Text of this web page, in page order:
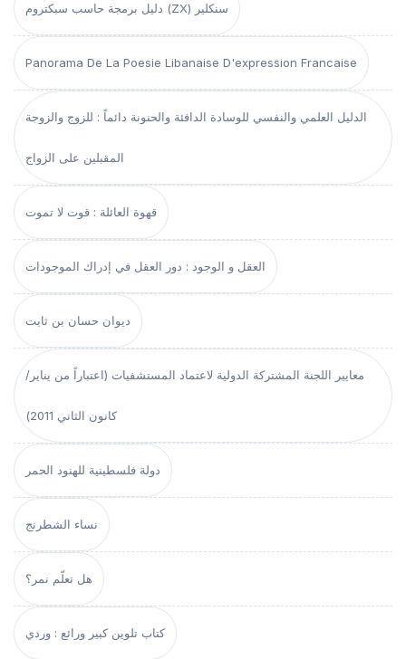
دليل برمجة حاسب سبكتروم (ZX) سنكلير
Panorama De La Poesie Libanaise D'expression Francaise
الدليل العلمي والنفسي للوسادة الدافئة والحنونة دائماً : للزوج والزوجة
المقبلين على الزواج
قهوة العائلة : قوت لا تموت
العقل و الوجود : دور العقل في إدراك الموجودات
ديوان حسان بن ثابت
معايير اللجنة المشتركة الدولية لاعتماد المستشفيات (اعتباراً من يناير/
كانون الثاني 2011)
دولة فلسطينية للهنود الحمر
نساء الشطرنج
هل تعلّم نمر؟
كتاب تلوين كبير ورائع : وردي